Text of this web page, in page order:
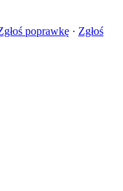
poprawkę · Zgłoś